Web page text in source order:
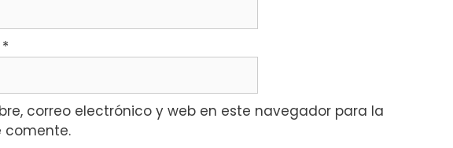
*
correo electrónico y web en este navegador para la
comente.